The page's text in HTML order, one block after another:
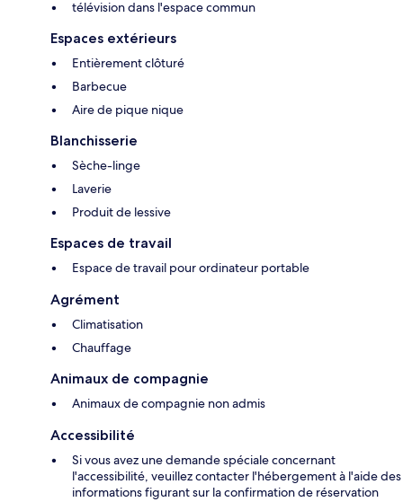
télévision dans l'espace commun
Espaces extérieurs
Entièrement clôturé
Barbecue
Aire de pique nique
Blanchisserie
Sèche-linge
Laverie
Produit de lessive
Espaces de travail
Espace de travail pour ordinateur portable
Agrément
Climatisation
Chauffage
Animaux de compagnie
Animaux de compagnie non admis
Accessibilité
Si vous avez une demande spéciale concernant
l'accessibilité, veuillez contacter l'hébergement à l'aide des
informations figurant sur la confirmation de réservation